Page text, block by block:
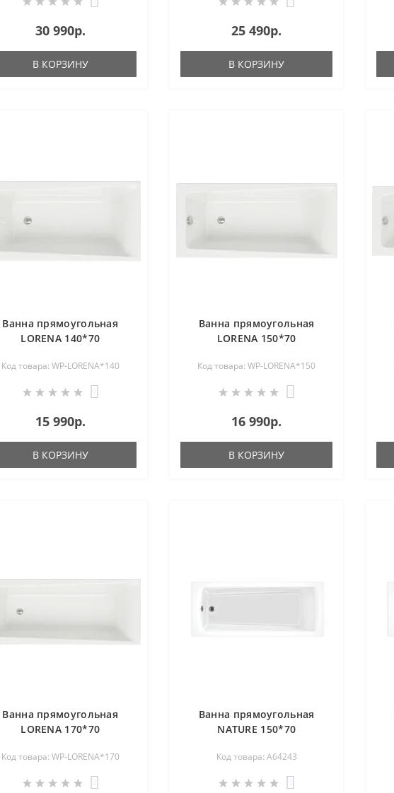
30 990р.
В КОРЗИНУ
25 490р.
В КОРЗИНУ
Ванна прямоугольная
LORENA 140*70
Код товара: WP-LORENA*140
15 990р.
В КОРЗИНУ
Ванна прямоугольная
LORENA 150*70
Код товара: WP-LORENA*150
16 990р.
В КОРЗИНУ
Ванна прямоугольная
LORENA 170*70
Код товара: WP-LORENA*170
Ванна прямоугольная
NATURE 150*70
Код товара: A64243